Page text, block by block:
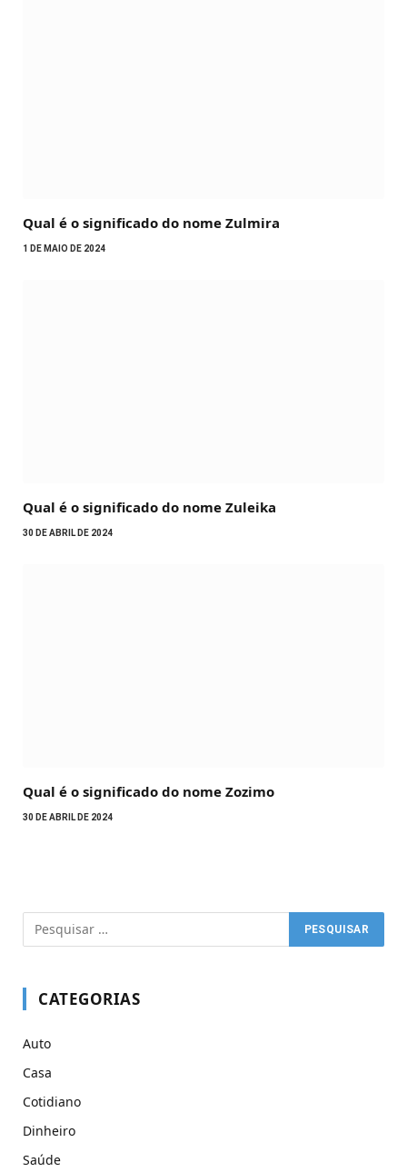
Qual é o significado do nome Zulmira
1 DE MAIO DE 2024
Qual é o significado do nome Zuleika
30 DE ABRIL DE 2024
Qual é o significado do nome Zozimo
30 DE ABRIL DE 2024
CATEGORIAS
Auto
Casa
Cotidiano
Dinheiro
Saúde